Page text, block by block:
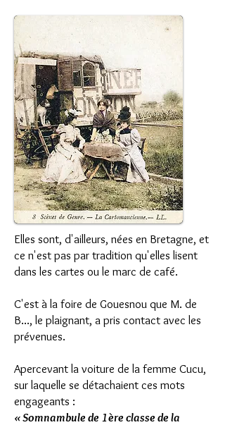
Elles sont, d'ailleurs, nées en Bretagne, et
ce n'est pas par tradition qu'elles lisent
dans les cartes ou le marc de café.
C'est à la foire de Gouesnou que M. de
B..., le plaignant, a pris contact avec les
prévenues.
Apercevant la voiture de la femme Cucu,
sur laquelle se détachaient ces mots
engageants :
« Somnambule de 1ère classe de la